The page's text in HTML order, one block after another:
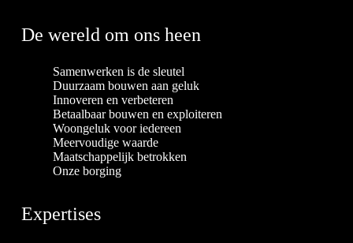
De wereld om ons heen
Samenwerken is de sleutel
Duurzaam bouwen aan geluk
Innoveren en verbeteren
Betaalbaar bouwen en exploiteren
Woongeluk voor iedereen
Meervoudige waarde
Maatschappelijk betrokken
Onze borging
Expertises